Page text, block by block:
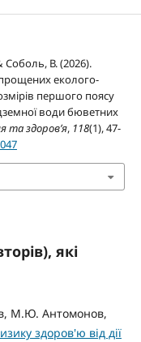
В. (2026).
еколого-
першого поясу
води бюветних
та здоров’я, 118(1), 47-
які
М.Ю. Антомонов,
здоров'ю від дії